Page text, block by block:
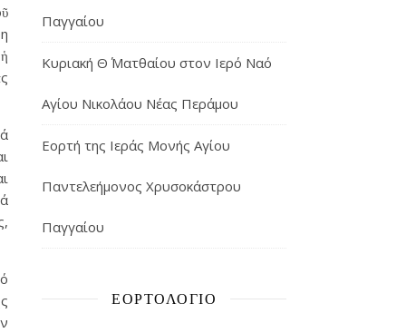
Παγγαίου
Κυριακή Θ΄ Ματθαίου στον Ιερό Ναό
Αγίου Νικολάου Νέας Περάμου
Εορτή της Ιεράς Μονής Αγίου
Παντελεήμονος Χρυσοκάστρου
Παγγαίου
ΕΟΡΤΟΛΌΓΙΟ